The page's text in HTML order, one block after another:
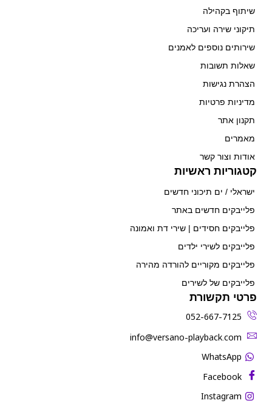
שיתוף בקהילה
תיקוני שירה ועריכה
שירותים נוספים לאמנים
שאלות תשובות
הצהרת נגישות
מדיניות פרטיות
תקנון אתר
מאמרים
אודות וצור קשר
קטגוריות ראשיות
ישראלי / ים תיכוני חדשים
פלייבקים חדשים באתר
פלייבקים חסידים | שירי דת ואמונה
פלייבקים לשירי ילדים
פלייבקים מקוריים להורדה מהירה
פלייבקים של לשירים
פרטי תקשורת
052-667-7125
‫info@versano-playback.com‬
WhatsApp
Facebook
Instagram